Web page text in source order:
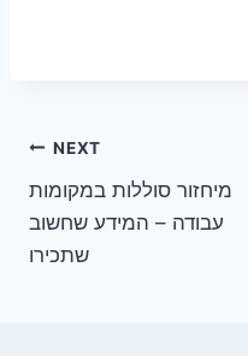
NEXT
מיחזור סוללות במקומות
עבודה – המידע שחשוב
שתכירו